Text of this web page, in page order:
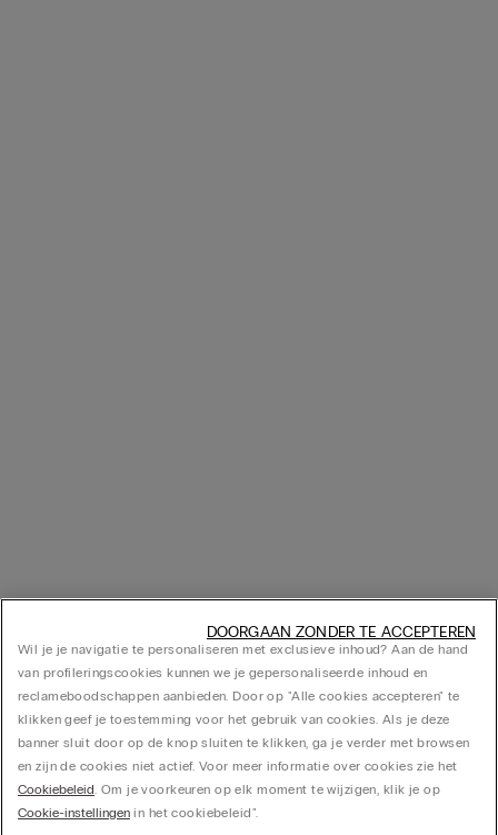
Wil je je navigatie te personaliseren met exclusieve inhoud? Aan de hand
van profileringscookies kunnen we je gepersonaliseerde inhoud en
reclameboodschappen aanbieden. Door op "Alle cookies accepteren" te
klikken geef je toestemming voor het gebruik van cookies. Als je deze
banner sluit door op de knop sluiten te klikken, ga je verder met browsen
en zijn de cookies niet actief. Voor meer informatie over cookies zie het
Cookiebeleid. Om je voorkeuren op elk moment te wijzigen, klik je op
Cookie-instellingen in het cookiebeleid".
DOORGAAN ZONDER TE ACCEPTEREN